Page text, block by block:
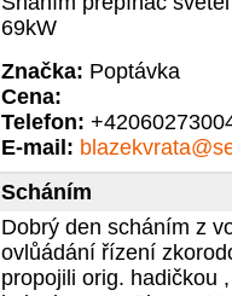
69kW
Značka: Poptávka
Cena:
Telefon:
E-mail:
Scháním
Dobrý den scháním z
ovlůádání řízení
propojili orig. hadičkou